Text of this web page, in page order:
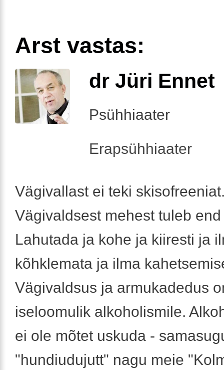
Arst vastas:
dr Jüri Ennet
Psühhiaater
Erapsühhiaater
Vägivallast ei teki
Vägivaldsest mehest tuleb
Lahutada ja kohe ja kiiresti ja
kõhklemata ja ilma
Vägivaldsus ja armukadedus
iseloomulik alkoholismile.
ei ole mõtet uskuda -
"hundiudujutt" nagu meie